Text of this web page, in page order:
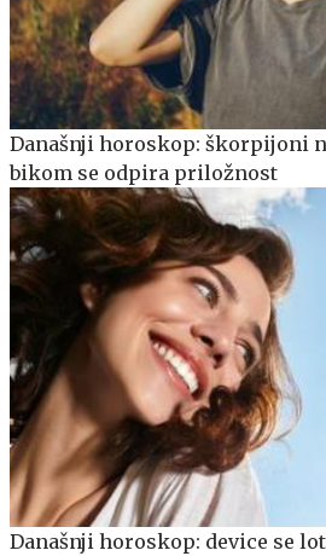
Današnji horoskop: škorpijoni
bikom se odpira priložnost
Današnji horoskop: device se